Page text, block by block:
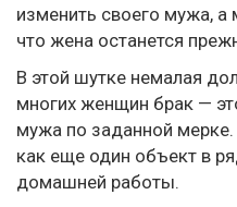
изменить своего мужа, а
что жена останется
В этой шутке немалая
многих женщин брак —
мужа по заданной
как еще один объект в
домашней работы.